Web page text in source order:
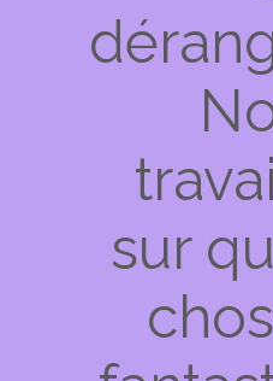
sur